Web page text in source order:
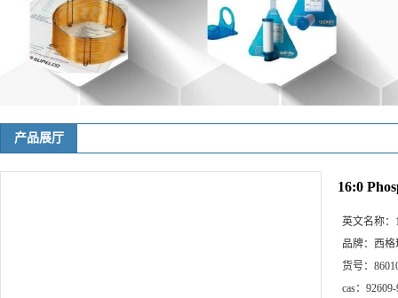
产品展厅
16:0
英文名称：
品牌： 西格
货号：
cas：